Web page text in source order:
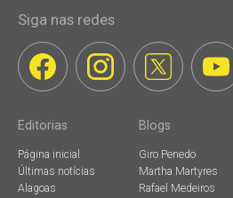
Siga nas redes
Editorias
Página inicial
Últimas notícias
Alagoas
Blogs
Giro Penedo
Martha Martyres
Rafael Medeiros